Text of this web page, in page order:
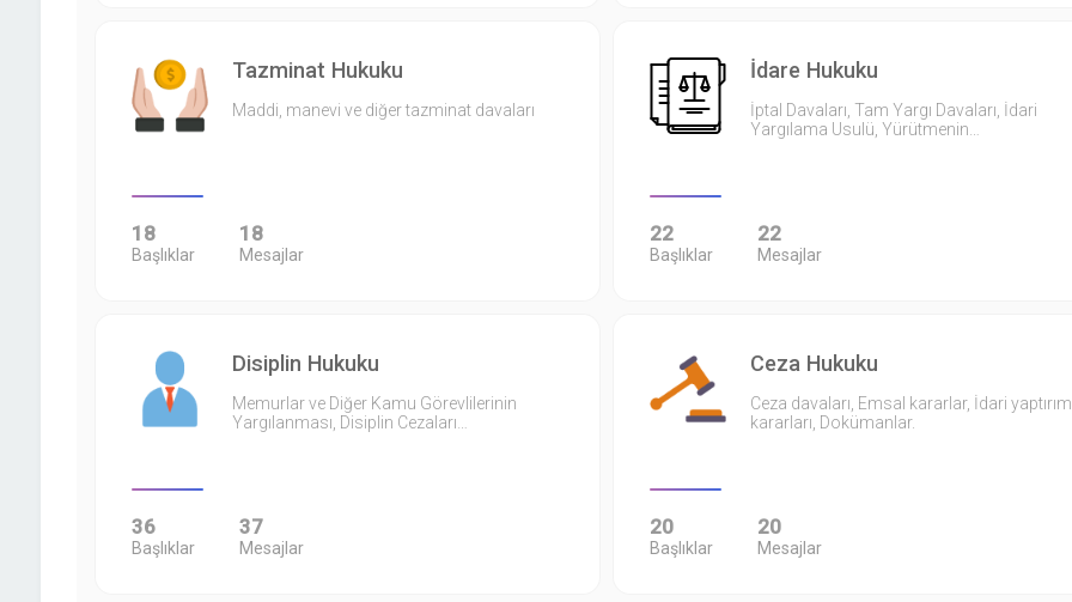
Tazminat Hukuku
Maddi, manevi ve diğer tazminat davaları
18
Başlıklar
18
Mesajlar
İdare Hukuku
İptal Davaları, Tam Yargı Davaları, İdari
Yargılama Usulü, Yürütmenin…
22
Başlıklar
22
Mesajlar
Disiplin Hukuku
Memurlar ve Diğer Kamu Görevlilerinin
Yargılanması, Disiplin Cezaları…
36
Başlıklar
37
Mesajlar
Ceza Hukuku
Ceza davaları, Emsal kararlar, İdari yaptırım
kararları, Dokümanlar.
20
Başlıklar
20
Mesajlar